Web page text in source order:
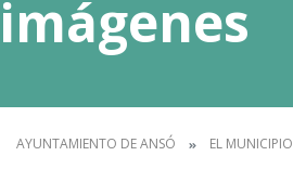
imágenes
AYUNTAMIENTO DE ANSÓ EL MUNICIPIO